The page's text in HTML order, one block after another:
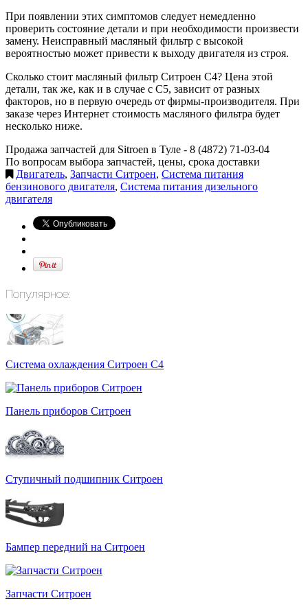
При появлении этих симптомов следует немедленно
проверить состояние детали и при необходимости произвести
замену. Неисправный масляный фильтр с высокой
вероятностью может привести к выходу двигателя из строя.
Сколько стоит масляный фильтр Ситроен С4? Цена этой
детали, так же, как и в случае с С5, зависит от разных
факторов, но в первую очередь от фирмы-производителя. При
заказе через Интернет стоимость масляного фильтра будет
несколько ниже.
Продажа запчастей для Sitroen в Туле - 8 (4872) 71-03-04
По вопросам выбора запчастей, цены, срока доставки
Двигатель, Запчасти Ситроен, Система питания
бензинового двигателя, Система питания дизельного
двигателя
Популярное:
Система охлаждения Ситроен С4
Панель приборов Ситроен
Ступичный подшипник Ситроен
Бампер передний на Ситроен
Запчасти Ситроен